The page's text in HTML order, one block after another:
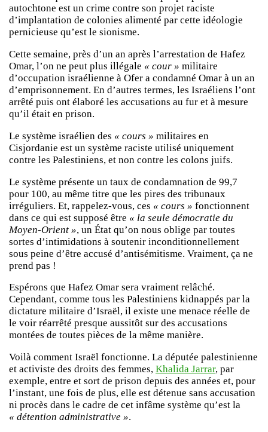
autochtone est un crime contre son projet raciste
d’implantation de colonies alimenté par cette idéologie
pernicieuse qu’est le sionisme.
Cette semaine, près d’un an après l’arrestation de Hafez
Omar, l’on ne peut plus illégale « cour » militaire
d’occupation israélienne à Ofer a condamné Omar à un an
d’emprisonnement. En d’autres termes, les Israéliens l’ont
arrêté puis ont élaboré les accusations au fur et à mesure
qu’il était en prison.
Le système israélien des « cours » militaires en
Cisjordanie est un système raciste utilisé uniquement
contre les Palestiniens, et non contre les colons juifs.
Le système présente un taux de condamnation de 99,7
pour 100, au même titre que les pires des tribunaux
irréguliers. Et, rappelez-vous, ces « cours » fonctionnent
dans ce qui est supposé être « la seule démocratie du
Moyen-Orient », un État qu’on nous oblige par toutes
sortes d’intimidations à soutenir inconditionnellement
sous peine d’être accusé d’antisémitisme. Vraiment, ça ne
prend pas !
Espérons que Hafez Omar sera vraiment relâché.
Cependant, comme tous les Palestiniens kidnappés par la
dictature militaire d’Israël, il existe une menace réelle de
le voir réarrêté presque aussitôt sur des accusations
montées de toutes pièces de la même manière.
Voilà comment Israël fonctionne. La députée palestinienne
et activiste des droits des femmes, Khalida Jarrar, par
exemple, entre et sort de prison depuis des années et, pour
l’instant, une fois de plus, elle est détenue sans accusation
ni procès dans le cadre de cet infâme système qu’est la
« détention administrative ».